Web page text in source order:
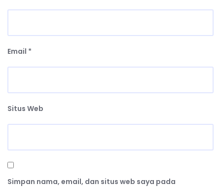
Email *
Situs Web
Simpan nama, email, dan situs web saya pada